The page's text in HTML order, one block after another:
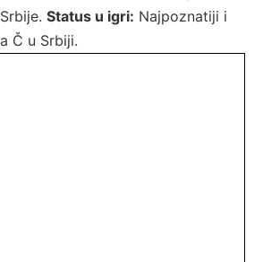
Status u igri: Najpoznatiji i
Č u Srbiji.